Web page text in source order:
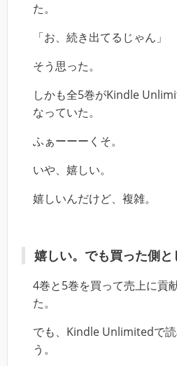
た。
「お、続き出てるじゃん」
そう思った。
しかも全5巻がKindle
なっていた。
ふぁーーーくそ。
いや、嬉しい。
嬉しいんだけど、複雑。
嬉しい。でも買った側
4巻と5巻を買って売上に貢
た。
でも、Kindle Unlimitedで
う。